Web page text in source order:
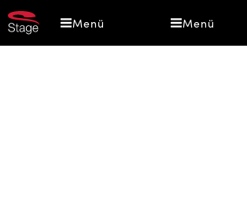
Direkt
zum
Menü Menü